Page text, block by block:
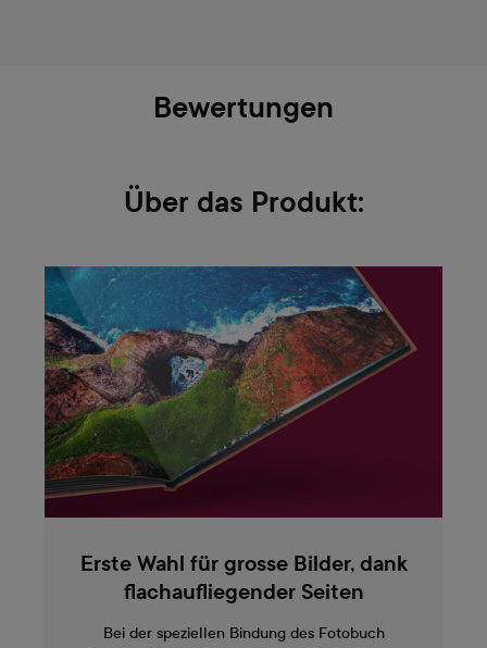
Bewertungen
Über das Produkt:
Erste Wahl für grosse Bilder, dank
flachaufliegender Seiten
Bei der speziellen Bindung des Fotobuch